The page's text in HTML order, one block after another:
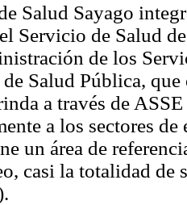
Salud Sayago
Servicio de Salud
de los
Salud Pública,
a través de
a los sectores de
un área de
casi la totalidad de